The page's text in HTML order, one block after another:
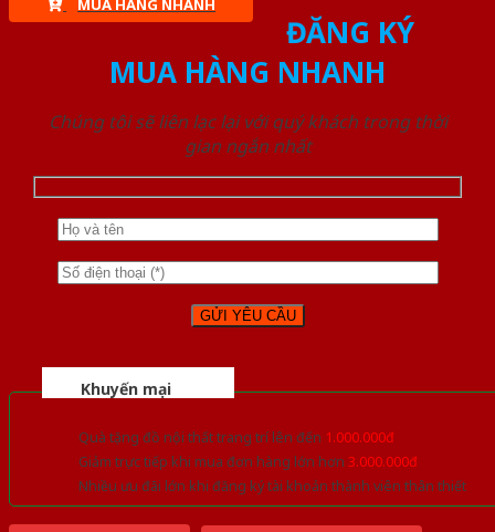
MUA HÀNG NHANH
ĐĂNG KÝ
MUA HÀNG NHANH
Chúng tôi sẽ liên lạc lại với quý khách trong thời
gian ngắn nhất
Khuyến mại
Quà tặng đồ nội thất trang trí lên đến 1.000.000đ
Giảm trực tiếp khi mua đơn hàng lớn hơn 3.000.000đ
Nhiều ưu đãi lớn khi đăng ký tài khoản thành viên thân thiết